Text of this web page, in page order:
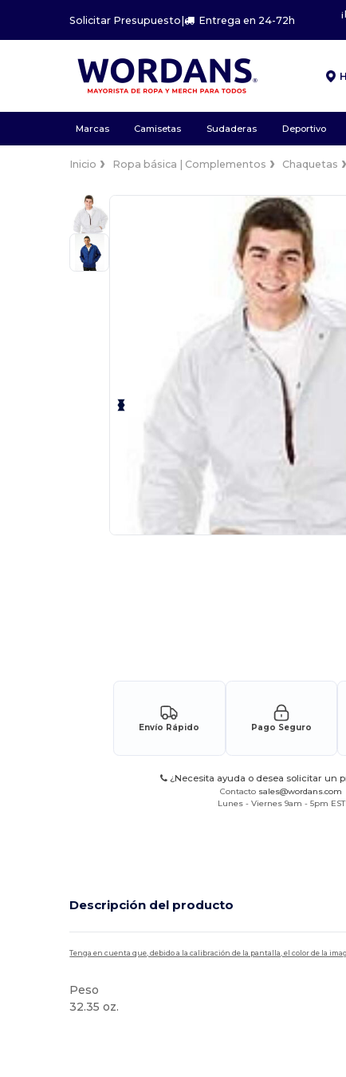
Solicitar Presupuesto| Entrega en 24-72h
Marcas Camisetas Sudaderas Deportivo
Inicio Ropa básica | Complementos Chaquetas
Envío Rápido Pago Seguro
¿Necesita ayuda o desea solicitar un
Contacto sales@wordans.com
Lunes - Viernes 9am - 5pm EST
Descripción del producto
Tenga en cuenta que, debido a la calibración de la pantalla, el color de la
Peso
32.35 oz.